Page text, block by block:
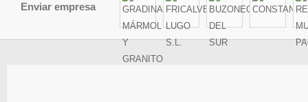
Enviar empresa